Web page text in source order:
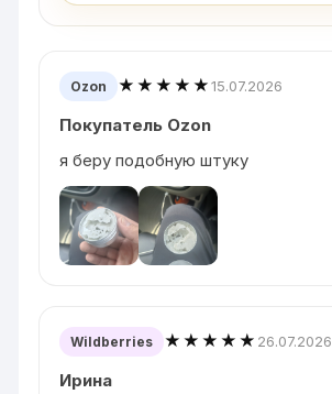
Ozon ★★★★★15.07.2026
Покупатель Ozon
я беру подобную штуку
Wildberries ★★★★★ 26.07.2026
Ирина